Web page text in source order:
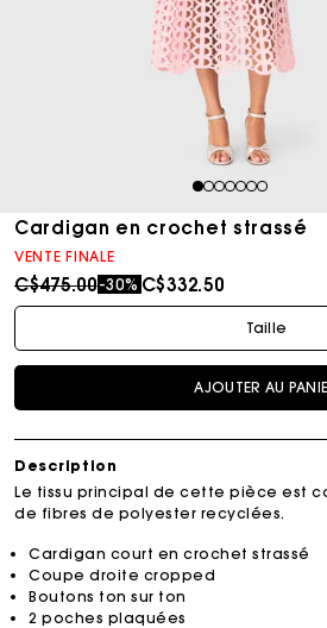
1234567
Cardigan en crochet strassé
VENTE FINALE
Price reduced from
C$475.00to
-30% C$332.50
Taille
AJOUTER AU
Description
Le tissu principal de cette pièce est
de fibres de polyester recyclées.
Cardigan court en crochet strassé
Coupe droite cropped
Boutons ton sur ton
2 poches plaquées